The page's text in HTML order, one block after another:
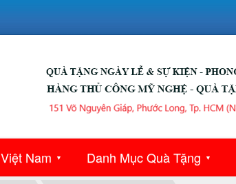
Nam ▼ Danh Mục Quà Tặng ▼